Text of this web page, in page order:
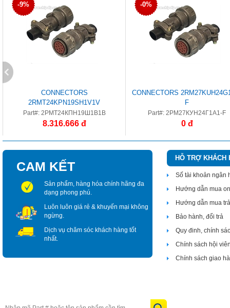
-9%
CONNECTORS
2RMT24KPN19SH1V1V
Part#: 2РМТ24КПН19Ш1В1В
8.316.666 đ
-0%
CONNECTORS
F
Part#: 2РМ27КУН24Г1А1-F
0 đ
CAM KẾT
Sản phẩm, hàng hóa chính hãng đa
dạng phong phú.
Luôn luôn giá rẻ & khuyến mại không
ngừng.
Dịch vụ chăm sóc khách hàng tốt
nhất.
HỖ TRỢ KHÁCH
Số tài khoản ngân
Hướng dẫn mua
Hướng dẫn mua
Bảo hành, đổi trả
Quy đinh, chính
Chính sách hội
Chính sách giao